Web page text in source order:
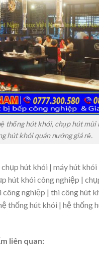
thống hút khói, chụp hút mùi
hút khói quán nướng giá rẻ.
hút khói | máy hút
hút khói công nghiệp |
nghiệp | thi công hút
thống hút khói | hệ thống
liên quan: